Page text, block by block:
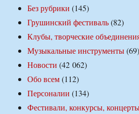
Без рубрики (145)
Грушинский фестиваль(82)
Клубы, творческие
Музыкальные инструменты(69)
Новости (42 062)
Обо всем(112)
Персоналии (134)
Фестивали, конкурсы,